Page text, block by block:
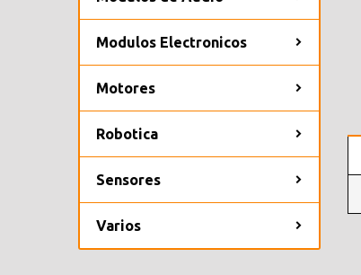
Modulos Electronicos
Motores
Robotica
Sensores
Varios